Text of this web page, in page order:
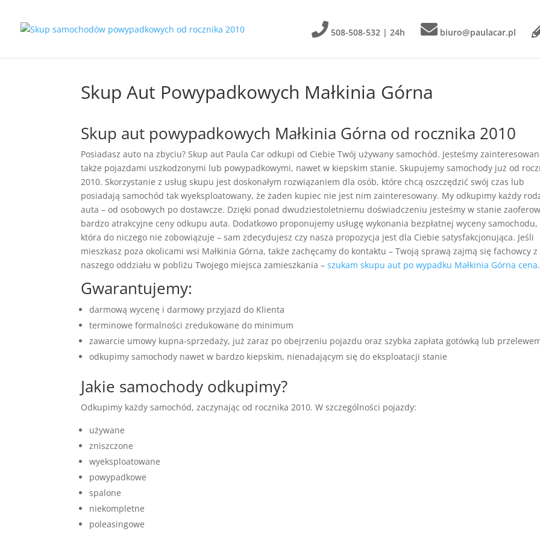
508-508-532 | 24h biuro@paulacar.pl
Skup Aut Powypadkowych Małkinia Górna
Skup aut powypadkowych Małkinia Górna od rocznika 2010
Posiadasz auto na zbyciu? Skup aut Paula Car odkupi od Ciebie Twój używany samochód. Jesteśmy
także pojazdami uszkodzonymi lub powypadkowymi, nawet w kiepskim stanie. Skupujemy samochody już od
2010. Skorzystanie z usług skupu jest doskonałym rozwiązaniem dla osób, które chcą oszczędzić swój czas lub
posiadają samochód tak wyeksploatowany, że żaden kupiec nie jest nim zainteresowany. My odkupimy każdy
auta – od osobowych po dostawcze. Dzięki ponad dwudziestoletniemu doświadczeniu jesteśmy w stanie
bardzo atrakcyjne ceny odkupu auta. Dodatkowo proponujemy usługę wykonania bezpłatnej wyceny samochodu,
która do niczego nie zobowiązuje – sam zdecydujesz czy nasza propozycja jest dla Ciebie satysfakcjonująca. Jeśli
mieszkasz poza okolicami wsi Małkinia Górna, także zachęcamy do kontaktu – Twoją sprawą zajmą się fachowcy z
naszego oddziału w pobliżu Twojego miejsca zamieszkania –szukam skupu aut po wypadku Małkinia Górna cena.
Gwarantujemy:
darmową wycenę i darmowy przyjazd do Klienta
terminowe formalności zredukowane do minimum
zawarcie umowy kupna-sprzedaży, już zaraz po obejrzeniu pojazdu oraz szybka zapłata gotówką lub
odkupimy samochody nawet w bardzo kiepskim, nienadającym się do eksploatacji stanie
Jakie samochody odkupimy?
Odkupimy każdy samochód, zaczynając od rocznika 2010. W szczególności pojazdy:
używane
zniszczone
wyeksploatowane
powypadkowe
spalone
niekompletne
poleasingowe